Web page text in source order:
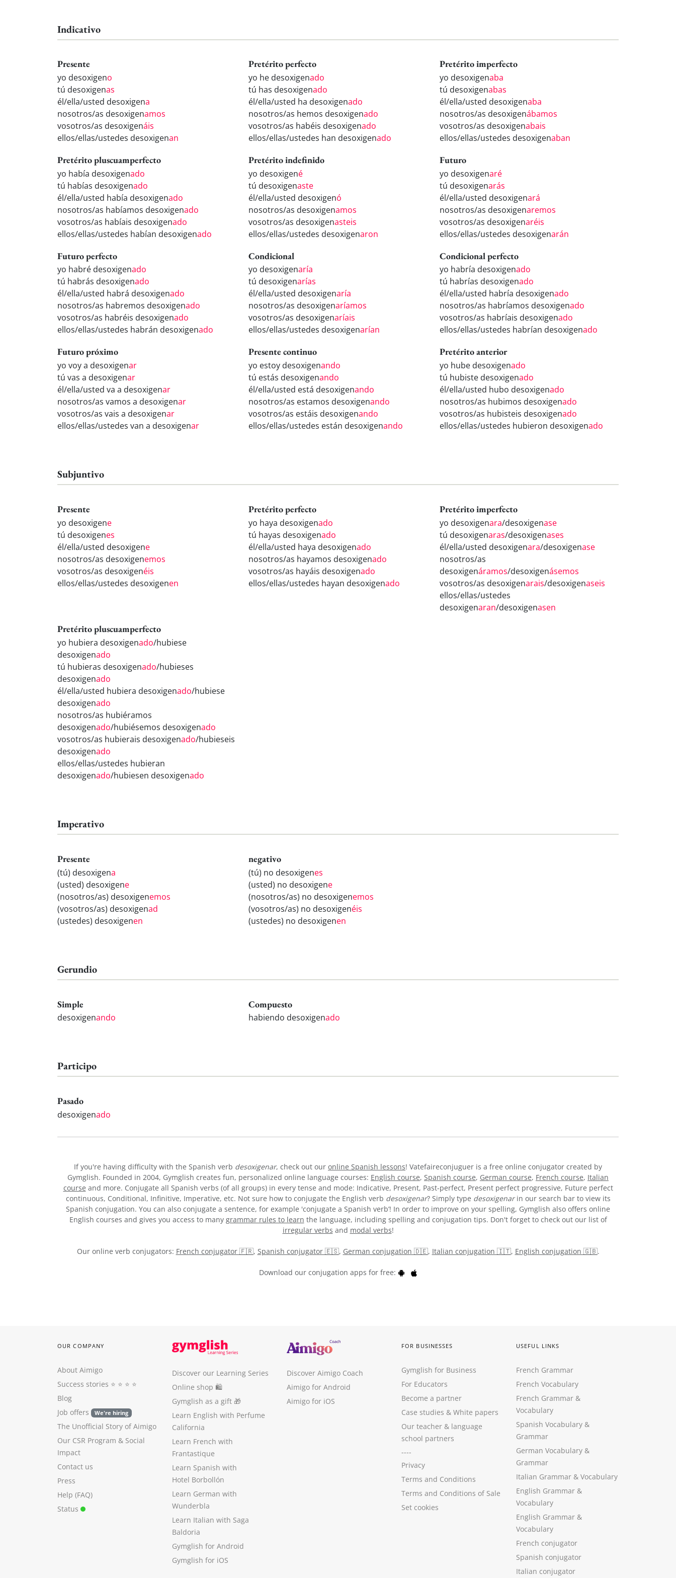
Indicativo
Presente
yo desoxigeno
tú desoxigenas
él/ella/usted desoxigena
nosotros/as desoxigenamos
vosotros/as desoxigenáis
ellos/ellas/ustedes desoxigenan
Pretérito perfecto
yo he desoxigenado
tú has desoxigenado
él/ella/usted ha desoxigenado
nosotros/as hemos desoxigenado
vosotros/as habéis desoxigenado
ellos/ellas/ustedes han desoxigenado
Pretérito imperfecto
yo desoxigenaba
tú desoxigenabas
él/ella/usted desoxigenaba
nosotros/as desoxigenábamos
vosotros/as desoxigenabais
ellos/ellas/ustedes desoxigenaban
Pretérito pluscuamperfecto
yo había desoxigenado
tú habías desoxigenado
él/ella/usted había desoxigenado
nosotros/as habíamos desoxigenado
vosotros/as habíais desoxigenado
ellos/ellas/ustedes habían desoxigenado
Pretérito indefinido
yo desoxigené
tú desoxigenaste
él/ella/usted desoxigenó
nosotros/as desoxigenamos
vosotros/as desoxigenasteis
ellos/ellas/ustedes desoxigenaron
Futuro
yo desoxigenaré
tú desoxigenarás
él/ella/usted desoxigenará
nosotros/as desoxigenaremos
vosotros/as desoxigenaréis
ellos/ellas/ustedes desoxigenarán
Futuro perfecto
yo habré desoxigenado
tú habrás desoxigenado
él/ella/usted habrá desoxigenado
nosotros/as habremos desoxigenado
vosotros/as habréis desoxigenado
ellos/ellas/ustedes habrán desoxigenado
Condicional
yo desoxigenaría
tú desoxigenarías
él/ella/usted desoxigenaría
nosotros/as desoxigenaríamos
vosotros/as desoxigenaríais
ellos/ellas/ustedes desoxigenarían
Condicional perfecto
yo habría desoxigenado
tú habrías desoxigenado
él/ella/usted habría desoxigenado
nosotros/as habríamos desoxigenado
vosotros/as habríais desoxigenado
ellos/ellas/ustedes habrían desoxigenado
Futuro próximo
yo voy a desoxigenar
tú vas a desoxigenar
él/ella/usted va a desoxigenar
nosotros/as vamos a desoxigenar
vosotros/as vais a desoxigenar
ellos/ellas/ustedes van a desoxigenar
Presente continuo
yo estoy desoxigenando
tú estás desoxigenando
él/ella/usted está desoxigenando
nosotros/as estamos desoxigenando
vosotros/as estáis desoxigenando
ellos/ellas/ustedes están desoxigenando
Pretérito anterior
yo hube desoxigenado
tú hubiste desoxigenado
él/ella/usted hubo desoxigenado
nosotros/as hubimos desoxigenado
vosotros/as hubisteis desoxigenado
ellos/ellas/ustedes hubieron desoxigenado
Subjuntivo
Presente
yo desoxigene
tú desoxigenes
él/ella/usted desoxigene
nosotros/as desoxigenemos
vosotros/as desoxigenéis
ellos/ellas/ustedes desoxigenen
Pretérito perfecto
yo haya desoxigenado
tú hayas desoxigenado
él/ella/usted haya desoxigenado
nosotros/as hayamos desoxigenado
vosotros/as hayáis desoxigenado
ellos/ellas/ustedes hayan desoxigenado
Pretérito imperfecto
yo desoxigenara/desoxigenase
tú desoxigenaras/desoxigenases
él/ella/usted desoxigenara/desoxigenase
nosotros/as
desoxigenáramos/desoxigenásemos
vosotros/as desoxigenarais/desoxigenaseis
ellos/ellas/ustedes
desoxigenaran/desoxigenasen
Pretérito pluscuamperfecto
yo hubiera desoxigenado/hubiese
desoxigenado
tú hubieras desoxigenado/hubieses
desoxigenado
él/ella/usted hubiera desoxigenado/hubiese
desoxigenado
nosotros/as hubiéramos
desoxigenado/hubiésemos desoxigenado
vosotros/as hubierais desoxigenado/hubieseis
desoxigenado
ellos/ellas/ustedes hubieran
desoxigenado/hubiesen desoxigenado
Imperativo
Presente
(tú) desoxigena
(usted) desoxigene
(nosotros/as) desoxigenemos
(vosotros/as) desoxigenad
(ustedes) desoxigenen
negativo
(tú) no desoxigenes
(usted) no desoxigene
(nosotros/as) no desoxigenemos
(vosotros/as) no desoxigenéis
(ustedes) no desoxigenen
Gerundio
Simple
desoxigenando
Compuesto
habiendo desoxigenado
Participo
Pasado
desoxigenado
If you're having difficulty with the Spanish verb desoxigenar, check out our online Spanish lessons! Vatefaireconjuguer is a free online conjugator created by
Gymglish. Founded in 2004, Gymglish creates fun, personalized online language courses: English course, Spanish course, German course, French course, Italian
course and more. Conjugate all Spanish verbs (of all groups) in every tense and mode: Indicative, Present, Past-perfect, Present perfect progressive, Future perfect
continuous, Conditional, Infinitive, Imperative, etc. Not sure how to conjugate the English verb desoxigenar? Simply type desoxigenarin our search bar to view its
Spanish conjugation. You can also conjugate a sentence, for example 'conjugate a Spanish verb’! In order to improve on your spelling, Gymglish also offers online
English courses and gives you access to many grammar rules to learn the language, including spelling and conjugation tips. Don't forget to check out our list of
irregular verbs and modal verbs!
Our online verb conjugators: French conjugator 🇫🇷, Spanish conjugator 🇪🇸, German conjugation 🇩🇪, Italian conjugation 🇮🇹, English conjugation 🇬🇧.
Download our conjugation apps for free:
OUR COMPANY
About Aimigo
Success stories ⭐️ ⭐️ ⭐️ ⭐️
Blog
Job offers
We're hiring
The Unofficial Story of Aimigo
Our CSR Program & Social
Impact
Contact us
Press
Help (FAQ)
Status
Discover our Learning Series
Online shop 🛍
Gymglish as a gift 🎁
Learn English with Perfume
California
Learn French with
Frantastique
Learn Spanish with
Hotel Borbollón
Learn German with
Wunderbla
Learn Italian with Saga
Baldoria
Gymglish for Android
Gymglish for iOS
Discover Aimigo Coach
Aimigo for Android
Aimigo for iOS
FOR BUSINESSES
Gymglish for Business
For Educators
Become a partner
Case studies & White papers
Our teacher & language
school partners
----
Privacy
Terms and Conditions
Terms and Conditions of Sale
Set cookies
USEFUL LINKS
French Grammar
French Vocabulary
French Grammar &
Vocabulary
Spanish Vocabulary &
Grammar
German Vocabulary &
Grammar
Italian Grammar & Vocabulary
English Grammar &
Vocabulary
English Grammar &
Vocabulary
French conjugator
Spanish conjugator
Italian conjugator